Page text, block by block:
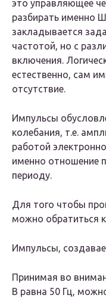
это управляющее
разбирать именно
закладывается
частотой, но с
включения.
естественно, сам
отсутствие.
Импульсы
колебания, т.е.
работой
именно отношение
периоду.
Для того чтобы
можно обратиться
Импульсы,
Принимая во
В равна 50 Гц,